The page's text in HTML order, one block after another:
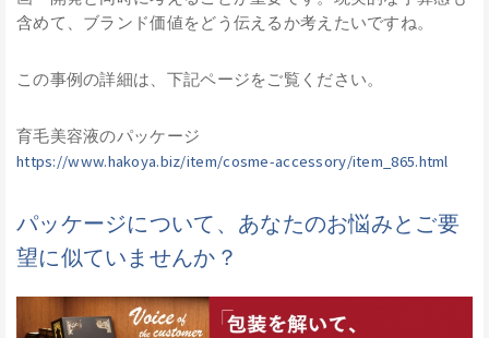
含めて、ブランド価値をどう伝えるか考えたいですね。
この事例の詳細は、下記ページをご覧ください。
育毛美容液のパッケージ
https://www.hakoya.biz/item/cosme-accessory/item_865.html
パッケージについて、あなたのお悩みとご要
望に似ていませんか？